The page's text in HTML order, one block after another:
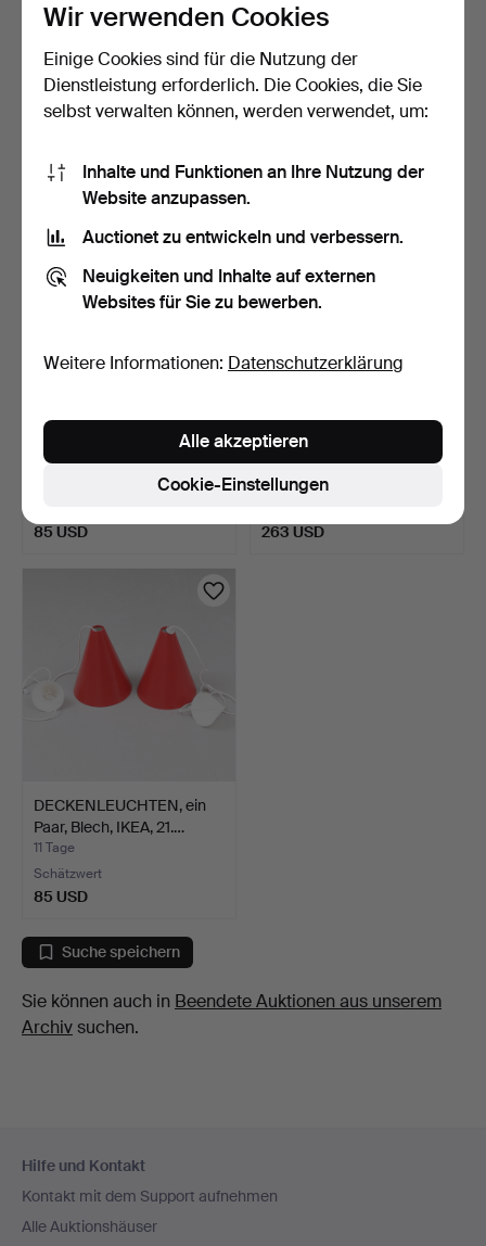
DECKENLEUCHTE, Zinn,
lilafarbenes Glas, Sw…
3 Tage
211 USD
DECKENLEUCHTE,
Messing und Glas, 20. Jh.
6 Tage
85 USD
DECKENLEUCHTEN, 2
Stück, Messing.
85 USD
DECKENLEUCHTE, Metall
und Messing, 1950er …
10 Tage
263 USD
DECKENLEUCHTEN, ein
Paar, Blech, IKEA, 21.…
11 Tage
Schätzwert
85 USD
Suche speichern
Sie können auch in Beendete Auktionen aus unserem
Archivsuchen.
Navigation
Hilfe und Kontakt
Kontakt mit dem Support aufnehmen
Alle Auktionshäuser
Wir verwenden Cookies
Einige Cookies sind für die Nutzung der
Dienstleistung erforderlich. Die Cookies, die Sie
selbst verwalten können, werden verwendet, um:
Inhalte und Funktionen an Ihre Nutzung der
Website anzupassen.
Auctionet zu entwickeln und verbessern.
Neuigkeiten und Inhalte auf externen
Websites für Sie zu bewerben.
Weitere Informationen: Datenschutzerklärung
Cookie-Einstellungen
Alle akzeptieren